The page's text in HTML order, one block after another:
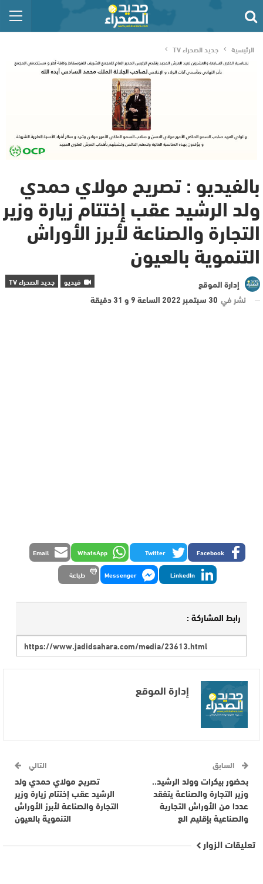
الرئيسية جديد الصحراء TV
بالفيديو : تصريح مولاي حمدي
ولد الرشيد عقب إختتام زيارة وزير
التجارة والصناعة لأبرز الأوراش
التنموية بالعيون
فيديو جديد الصحراء TV
إدارة الموقع
نشر في 30 سبتمبر 2022 الساعة 9 و 31 دقيقة
Facebook
Twitter
WhatsApp
Email
LinkedIn
Messenger طباعة
رابط المشاركة :
إدارة الموقع
السابق
بحضور بيكرات وولد الرشيد..
وزير التجارة والصناعة يتفقد
عددا من الأوراش التجارية
والصناعية بإقليم الع
التالي
تصريح مولاي حمدي ولد
الرشيد عقب إختتام زيارة وزير
التجارة والصناعة لأبرز الأوراش
التنموية بالعيون
تعليقات الزوار